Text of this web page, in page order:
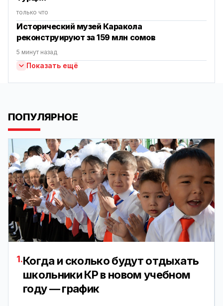
только что
Исторический музей Каракола
реконструируют за 159 млн сомов
5 минут назад
Показать ещё
ПОПУЛЯРНОЕ
1.Когда и сколько будут отдыхать
школьники КР в новом учебном
году — график